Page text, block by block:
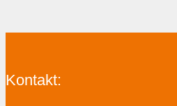
Kontakt: